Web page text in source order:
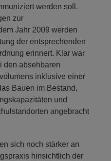
werden soll.
zur
Jahr 2009 werden
der entsprechenden
erinnert. Klar war
den absehbaren
inklusive einer
Bauen im Bestand,
und
angebracht
sich noch stärker an
hinsichtlich der